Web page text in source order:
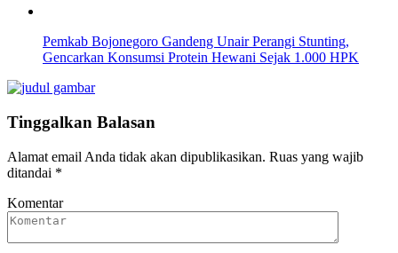
Pemkab Bojonegoro Gandeng Unair Perangi Stunting,
Gencarkan Konsumsi Protein Hewani Sejak 1.000 HPK
Tinggalkan Balasan
Alamat email Anda tidak akan dipublikasikan. Ruas yang wajib
ditandai *
Komentar